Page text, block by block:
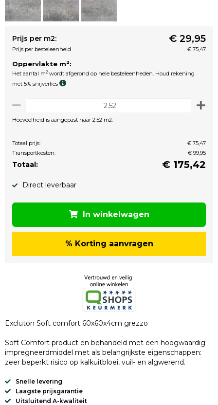
Prijs per m2: € 29,95
Prijs per besteleenheid € 75,47
Oppervlakte m2:
Het aantal m2 wordt afgerond op hele besteleenheden. Houd rekening
met 5% snijverlies
Hoeveelheid is aangepast naar 2.52 m2.
Totaal prijs:
€ 75,47
Transportkosten:
€ 99,95
Totaal: € 175,42
Direct leverbaar
In winkelwagen
% Korting aanvragen
Excluton Soft comfort 60x60x4cm grezzo
Soft Comfort product en behandeld met een hoogwaardig
impregneerdmiddel met als belangrijkste eigenschappen:
zeer beperkt risico op kalkuitbloei, vuil- en algwerend.
Snelle levering
Laagste prijsgarantie
Uitsluitend A-kwaliteit